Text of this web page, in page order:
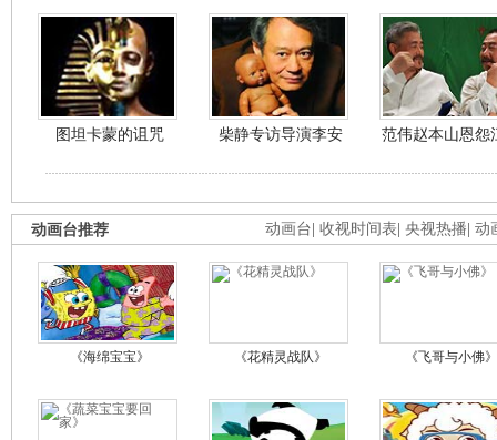
图坦卡蒙的诅咒 柴静专访导演李安 范伟赵本山恩怨
动画台 收视时间表 央视热播 动
动画台推荐
《海绵宝宝》 《花精灵战队》 《飞哥与小佛》